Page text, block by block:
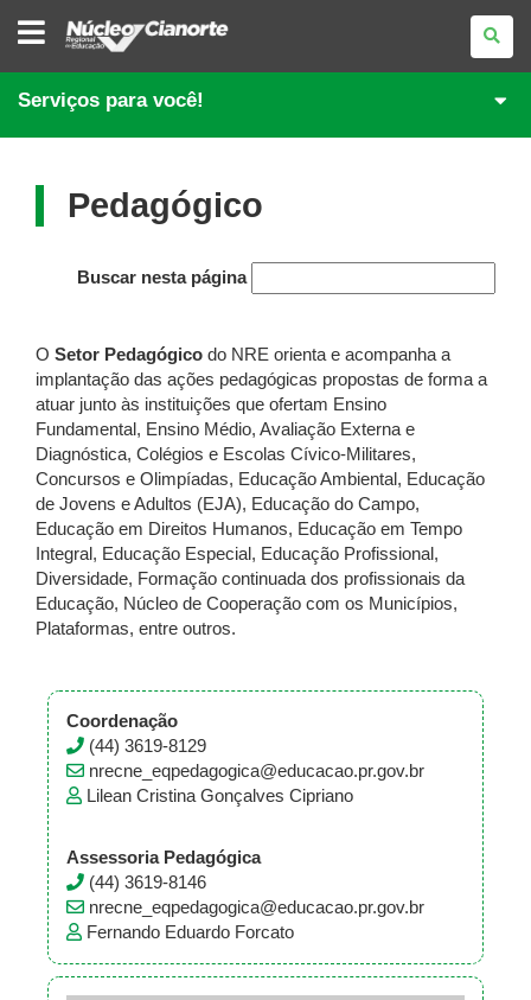
NÚCLEO
REGIONAL
EDUCAÇÃO
DE
CIANORTE
Serviços para você!
Pedagógico
Buscar nesta página
O Setor Pedagógico do NRE orienta e acompanha a
implantação das ações pedagógicas propostas de forma a
atuar junto às instituições que ofertam Ensino
Fundamental, Ensino Médio, Avaliação Externa e
Diagnóstica, Colégios e Escolas Cívico-Militares,
Concursos e Olimpíadas, Educação Ambiental, Educação
de Jovens e Adultos (EJA), Educação do Campo,
Educação em Direitos Humanos, Educação em Tempo
Integral, Educação Especial, Educação Profissional,
Diversidade, Formação continuada dos profissionais da
Educação, Núcleo de Cooperação com os Municípios,
Plataformas, entre outros.
Coordenação
(44) 3619-8129
nrecne_eqpedagogica@educacao.pr.gov.br
Lilean Cristina Gonçalves Cipriano
Assessoria Pedagógica
(44) 3619-8146
nrecne_eqpedagogica@educacao.pr.gov.br
Fernando Eduardo Forcato